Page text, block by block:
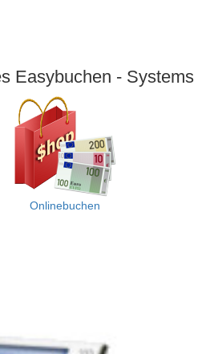
Easybuchen - Systems
Onlinebuchen